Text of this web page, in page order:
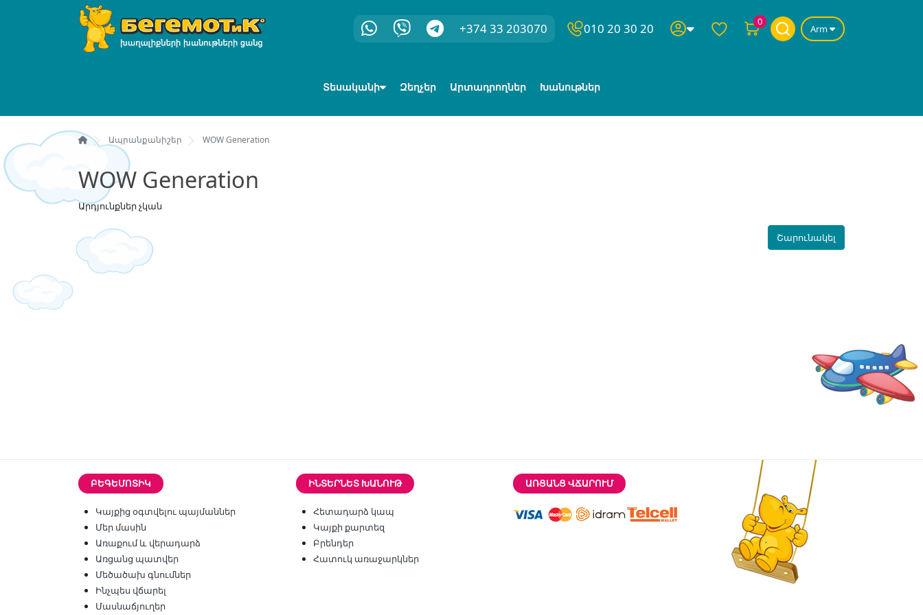
+374 33 203070 010 20 30 20 0
Arm
Տեսականի Զեղչեր Արտադրողներ Խանութներ
Ապրանքանիշեր WOW Generation
WOW Generation
Արդյունքներ չկան
Շարունակել
ԲԵԳԵՄՈՏԻԿ
Կայքից օգտվելու պայմաններ
Մեր մասին
Առաքում և վերադարձ
Առցանց պատվեր
Մեծածախ գնումներ
Ինչպես վճարել
Մասնաճյուղեր
ԻՆՏԵՐՆԵՏ ԽԱՆՈՒԹ
Հետադարձ կապ
Կայքի քարտեզ
Բրենդեր
Հատուկ առաջարկներ
ԱՌՑԱՆՑ ՎՃԱՐՈՒՄ